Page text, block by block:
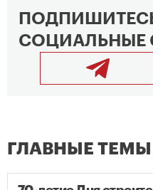
СОЦИАЛЬНЫЕ
ГЛАВНЫЕ